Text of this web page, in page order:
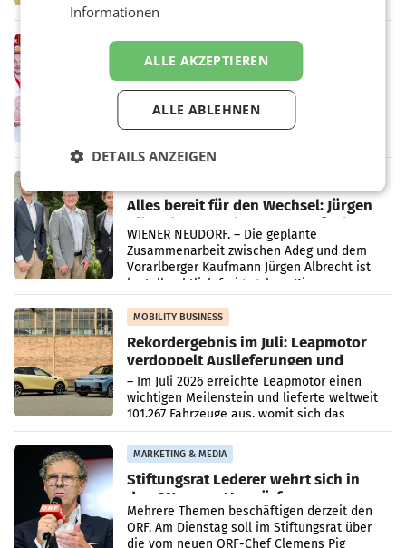
„Kreislauf-Helden“ in allen österreichischen
RETAIL
Penny modernisiert zwei Filialen in
Ober- und Niederösterreich
WIENER NEUDORF. – Im Rahmen einer
laufenden Modernisierungsoffensive
erneuert Penny zwei Filialen in Nieder- und
Oberösterreich. Die beiden Standorte liegen
in Haag sowie im rund
Alles bereit für den Wechsel: Jürgen
Albrecht setzt ab 1.1.2027 auf Adeg
WIENER NEUDORF. – Die geplante
Zusammenarbeit zwischen Adeg und dem
Vorarlberger Kaufmann Jürgen Albrecht ist
kartellrechtlich freigegeben: Die
Bundeswettbewerbsbehörde und der
Bundeskartellanwalt
MOBILITY BUSINESS
Rekordergebnis im Juli: Leapmotor
verdoppelt Auslieferungen und
überschreitet die 100.000er-Marke
– Im Juli 2026 erreichte Leapmotor einen
wichtigen Meilenstein und lieferte weltweit
101.267 Fahrzeuge aus, womit sich das
Ergebnis gegenüber Juli 2025 mehr als
verdoppelte (+102
MARKETING & MEDIA
Stiftungsrat Lederer wehrt sich in
den SN gegen Vorwürfe
Mehrere Themen beschäftigen derzeit den
ORF. Am Dienstag soll im Stiftungsrat über
die vom neuen ORF-Chef Clemens Pig
Informationen
ALLE AKZEPTIEREN
ALLE ABLEHNEN
DETAILS ANZEIGEN